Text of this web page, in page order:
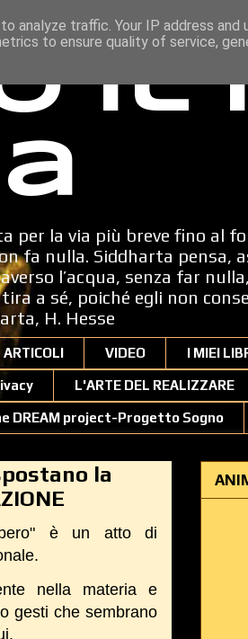
il
la via più breve fino al
fa nulla. Siddharta pensa,
l’acqua, senza far
a sé, poiché egli non
H. Hesse
ARTICOLI VIDEO I MIEI
L'ARTE DEL REALIZZARE
DREAM project-Progetto Sogno
la
è un atto di
nella materia e
gesti che sembrano
analyze traffic. Your IP address and
to ensure quality of service,